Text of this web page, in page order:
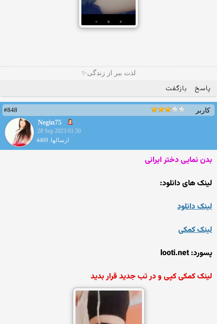
لذت ببر از زندگی✨
پاسخ بازگفت
کاربر
#848
Negin75
28 Sep 2023 01:50
ارسالها: 4469
بدن نمایی دختر ایرانی
لینک های دانلود:
لینک دانلود
لینک کمکی
پسورد: looti.net
لینک کمکی کپی و در تب جدید قرار بدید